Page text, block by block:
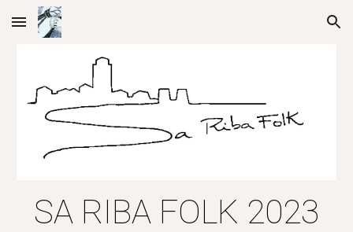
Skip to main content Skip to navigation
SA RIBA FOLK 2023